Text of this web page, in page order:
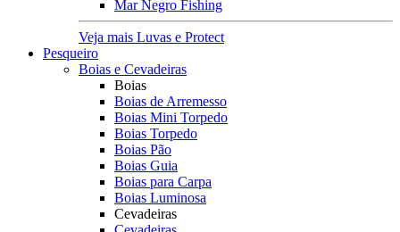
Mar Negro Fishing
Veja mais Luvas e Protect
Pesqueiro
Boias e Cevadeiras
Boias
Boias de Arremesso
Boias Mini Torpedo
Boias Torpedo
Boias Pão
Boias Guia
Boias para Carpa
Boias Luminosa
Cevadeiras